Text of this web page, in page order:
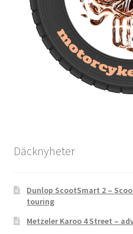
Däcknyheter
Dunlop ScootSmart 2 –
touring
Metzeler Karoo 4 Street –